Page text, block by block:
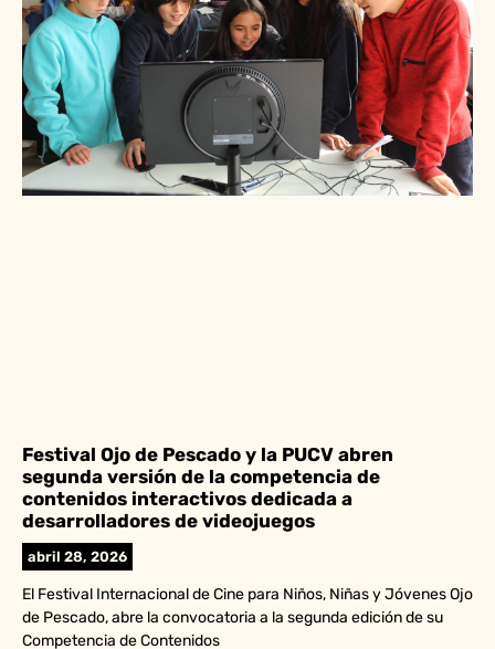
Festival Ojo de Pescado y la PUCV abren
segunda versión de la competencia de
contenidos interactivos dedicada a
desarrolladores de videojuegos
abril 28, 2026
El Festival Internacional de Cine para Niños, Niñas y Jóvenes Ojo
de Pescado, abre la convocatoria a la segunda edición de su
Competencia de Contenidos